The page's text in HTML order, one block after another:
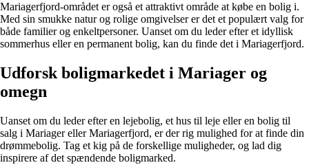
Mariagerfjord-området er også et attraktivt område at købe en bolig i.
Med sin smukke natur og rolige omgivelser er det et populært valg for
både familier og enkeltpersoner. Uanset om du leder efter et idyllisk
sommerhus eller en permanent bolig, kan du finde det i Mariagerfjord.
Udforsk boligmarkedet i Mariager og
omegn
Uanset om du leder efter en lejebolig, et hus til leje eller en bolig til
salg i Mariager eller Mariagerfjord, er der rig mulighed for at finde din
drømmebolig. Tag et kig på de forskellige muligheder, og lad dig
inspirere af det spændende boligmarked.